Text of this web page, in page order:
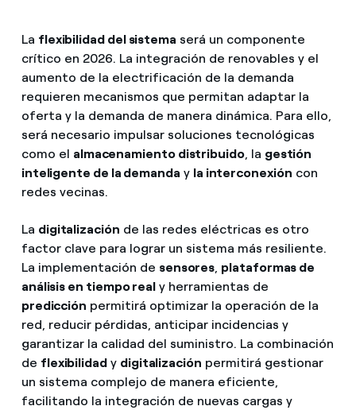
La flexibilidad del sistema será un componente
crítico en 2026. La integración de renovables y el
aumento de la electrificación de la demanda
requieren mecanismos que permitan adaptar la
oferta y la demanda de manera dinámica. Para ello,
será necesario impulsar soluciones tecnológicas
como el almacenamiento distribuido, la gestión
inteligente de la demanda y la interconexión con
redes vecinas.
La digitalización de las redes eléctricas es otro
factor clave para lograr un sistema más resiliente.
La implementación de sensores, plataformas de
análisis en tiempo real y herramientas de
predicción permitirá optimizar la operación de la
red, reducir pérdidas, anticipar incidencias y
garantizar la calidad del suministro. La combinación
de flexibilidady digitalización permitirá gestionar
un sistema complejo de manera eficiente,
facilitando la integración de nuevas cargas y